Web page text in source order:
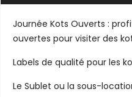
Journée Kots Ouverts :
ouvertes pour visiter des
Labels de qualité pour les
Le Sublet ou la sous-